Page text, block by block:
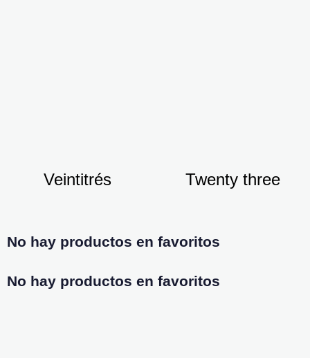
Veintitrés Twenty three
No hay productos en favoritos
No hay productos en favoritos